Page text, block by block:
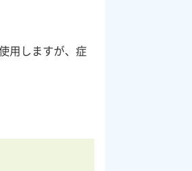
用しますが、症